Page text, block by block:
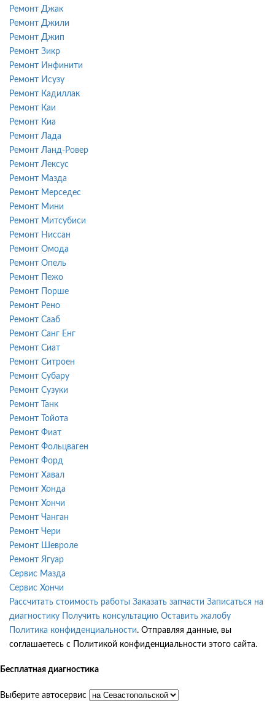
Ремонт Джак
Ремонт Джили
Ремонт Джип
Ремонт Зикр
Ремонт Инфинити
Ремонт Исузу
Ремонт Кадиллак
Ремонт Каи
Ремонт Киа
Ремонт Лада
Ремонт Ланд-Ровер
Ремонт Лексус
Ремонт Мазда
Ремонт Мерседес
Ремонт Мини
Ремонт Митсубиси
Ремонт Ниссан
Ремонт Омода
Ремонт Опель
Ремонт Пежо
Ремонт Порше
Ремонт Рено
Ремонт Сааб
Ремонт Санг Енг
Ремонт Сиат
Ремонт Ситроен
Ремонт Субару
Ремонт Сузуки
Ремонт Танк
Ремонт Тойота
Ремонт Фиат
Ремонт Фольцваген
Ремонт Форд
Ремонт Хавал
Ремонт Хонда
Ремонт Хончи
Ремонт Чанган
Ремонт Чери
Ремонт Шевроле
Ремонт Ягуар
Сервис Мазда
Сервис Хончи
Рассчитать стоимость работы Заказать запчасти Записаться на
диагностику
Получить консультацию Оставить жалобу
Политика конфиденциальности. Отправляя данные, вы
соглашаетесь с Политикой конфиденциальности этого сайта.
Бесплатная диагностика
Выберите автосервис